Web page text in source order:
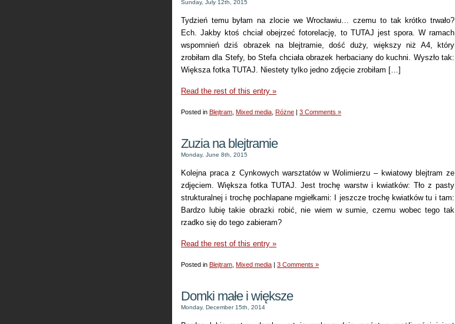
Sunday, July 12th, 2015
Tydzień temu byłam na zlocie we Wrocławiu… czemu to tak krótko trwało?
Ech. Jakby ktoś chciał obejrzeć fotorelację, to TUTAJ jest spora. W ramach
wspomnień dziś obrazek na blejtramie, dość duży, większy niż A4, który
zrobiłam dla Stefy, bo Stefa chciała obrazek herbaciany do kuchni. Wyszło tak:
Większa fotka TUTAJ. Niestety tylko jedno zdjęcie zrobiłam […]
Read the rest of this entry »
Posted in Blejtram Mixed media Różne | 3 Comments »
Zuzia na blejtramie
Monday, June 8th, 2015
Kolejna praca z Cynkowych warsztatów w Wolimierzu – kwiatowy blejtram ze
zdjęciem. Większa fotka TUTAJ. Jest trochę warstw i kwiatków: Tło z pasty
strukturalnej i trochę pochlapane mgiełkami: I jeszcze trochę kwiatków tu i tam:
Bardzo lubię takie obrazki robić, nie wiem w sumie, czemu wobec tego tak
rzadko się do tego zabieram?
Read the rest of this entry »
Posted in Blejtram Mixed media | 3 Comments »
Domki małe i większe
Monday, December 15th, 2014